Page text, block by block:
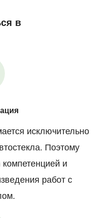
в
исключительно
Поэтому
и
работ с